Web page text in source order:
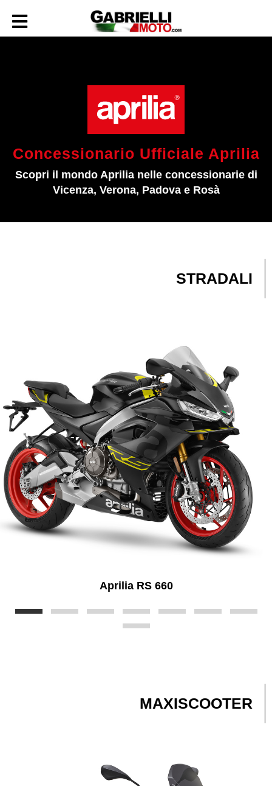
Concessionario Ufficiale Aprilia
Scopri il mondo Aprilia nelle concessionarie di
Vicenza, Verona, Padova e Rosà
STRADALI
Aprilia RS 660
MAXISCOOTER